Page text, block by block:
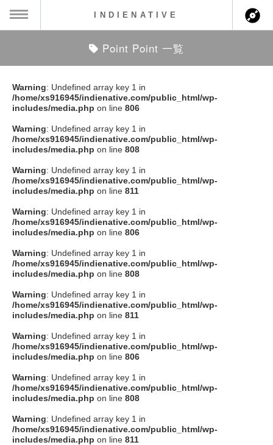
ス情報
ト情報
アーティスト
ション
ト
クト
SOCIAL
Facebook
instagram
INDIENATIVE
Point Point 一覧
Warning: Undefined array key 1 in
/home/xs916945/indienative.com/public_html/wp-
includes/media.php on line 806
Warning: Undefined array key 1 in
/home/xs916945/indienative.com/public_html/wp-
includes/media.php on line 808
Warning: Undefined array key 1 in
/home/xs916945/indienative.com/public_html/wp-
includes/media.php on line 811
Warning: Undefined array key 1 in
/home/xs916945/indienative.com/public_html/wp-
includes/media.php on line 806
Warning: Undefined array key 1 in
/home/xs916945/indienative.com/public_html/wp-
includes/media.php on line 808
Warning: Undefined array key 1 in
/home/xs916945/indienative.com/public_html/wp-
includes/media.php on line 811
Warning: Undefined array key 1 in
/home/xs916945/indienative.com/public_html/wp-
includes/media.php on line 806
Warning: Undefined array key 1 in
/home/xs916945/indienative.com/public_html/wp-
includes/media.php on line 808
Warning: Undefined array key 1 in
/home/xs916945/indienative.com/public_html/wp-
includes/media.php on line 811